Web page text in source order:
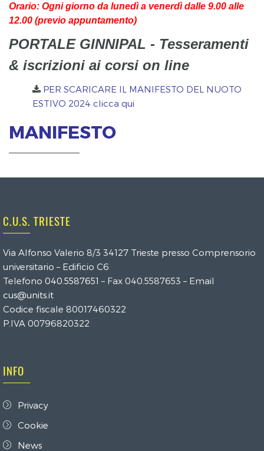
Orario: Ogni giorno da lunedì a venerdì dalle 9.00 alle
12.00 (previo appuntamento)
PORTALE GINNIPAL - Tesseramenti
& iscrizioni ai corsi on line
PER SCARICARE IL MANIFESTO DEL NUOTO
ESTIVO 2024 clicca qui
MANIFESTO
C.U.S. TRIESTE
Via Alfonso Valerio 8/3 34127 Trieste presso Comprensorio
universitario – Edificio C6
Telefono 040.5587651 – Fax 040.5587653 – Email
cus@units.it
Codice fiscale 80017460322
P.IVA 00796820322
INFO
Privacy
Cookie
News